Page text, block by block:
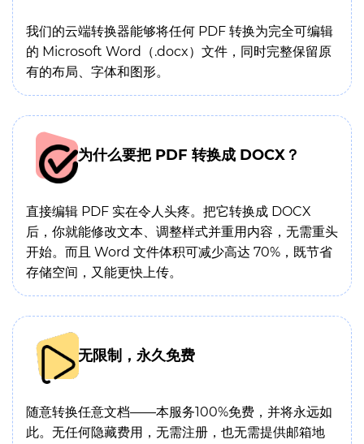
我们的云端转换器能够将任何 PDF 转换为完全可编辑
的 Microsoft Word（.docx）文件，同时完整保留原
有的布局、字体和图形。
为什么要把 PDF 转换成 DOCX？
直接编辑 PDF 实在令人头疼。把它转换成 DOCX
后，你就能修改文本、调整样式并重用内容，无需重头
开始。而且 Word 文件体积可减少高达 70%，既节省
存储空间，又能更快上传。
无限制，永久免费
随意转换任意文档——本服务100%免费，并将永远如
此。无任何隐藏费用，无需注册，也无需提供邮箱地